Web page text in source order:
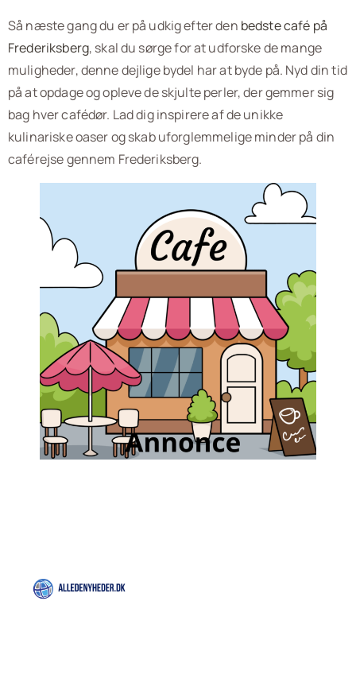
Så næste gang du er på udkig efter den bedste café på
Frederiksberg, skal du sørge for at udforske de mange
muligheder, denne dejlige bydel har at byde på. Nyd din tid
på at opdage og opleve de skjulte perler, der gemmer sig
bag hver cafédør. Lad dig inspirere af de unikke
kulinariske oaser og skab uforglemmelige minder på din
caférejse gennem Frederiksberg.